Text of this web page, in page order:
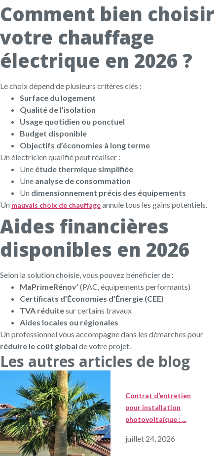
Comment bien choisir
votre chauffage
électrique en 2026 ?
Le choix dépend de plusieurs critères clés :
Surface du logement
Qualité de l’isolation
Usage quotidien ou ponctuel
Budget disponible
Objectifs d’économies à long terme
Un électricien qualifié peut réaliser :
Une étude thermique simplifiée
Une analyse de consommation
Un dimensionnement précis des équipements
Un mauvais choix de chauffageannule tous les gains potentiels.
Aides financières
disponibles en 2026
Selon la solution choisie, vous pouvez bénéficier de :
MaPrimeRénov’ (PAC, équipements performants)
Certificats d’Économies d’Énergie (CEE)
TVA réduitesur certains travaux
Aides locales ou régionales
Un professionnel vous accompagne dans les démarches pour
réduire le coût global de votre projet.
Les autres articles de blog
Contrat d’entretien
pour installation
photovoltaïque : ...
juillet 24, 2026